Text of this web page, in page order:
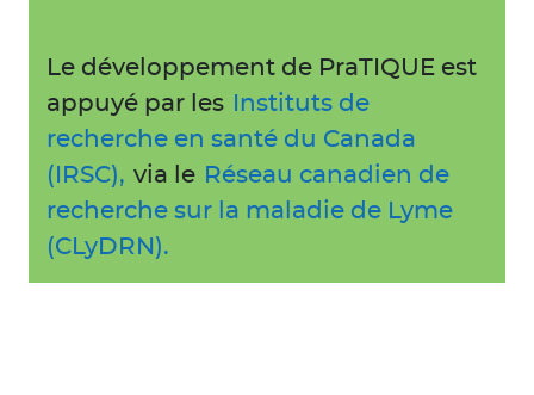
Le développement de PraTIQUE est
appuyé par les
Instituts de
recherche en santé du Canada
(IRSC), via le Réseau canadien de
recherche sur la maladie de Lyme
(CLyDRN).